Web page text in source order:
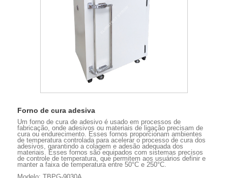
Forno de cura adesiva
Um forno de cura de adesivo é usado em processos de
fabricação, onde adesivos ou materiais de ligação precisam de
cura ou endurecimento. Esses fornos proporcionam ambientes
de temperatura controlada para acelerar o processo de cura dos
adesivos, garantindo a colagem e adesão adequada dos
materiais. Esses fornos são equipados com sistemas precisos
de controle de temperatura, que permitem aos usuários definir e
manter a faixa de temperatura entre 50°C e 250°C.